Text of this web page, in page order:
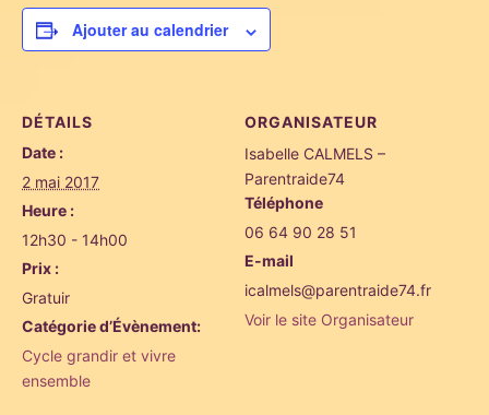
Ajouter au calendrier
DÉTAILS
Date :
2 mai 2017
Heure :
12h30 - 14h00
Prix :
Gratuir
Catégorie d’Évènement:
Cycle grandir et vivre
ensemble
ORGANISATEUR
Isabelle CALMELS –
Parentraide74
Téléphone
06 64 90 28 51
E-mail
icalmels@parentraide74.fr
Voir le site Organisateur